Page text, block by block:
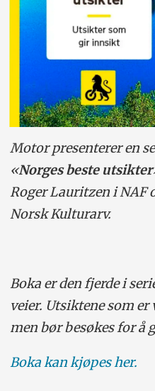
Motor presenterer en
«Norges beste utsikter
Roger Lauritzen i NAF
Norsk Kulturarv.
Boka er den fjerde i
veier. Utsiktene som
men bør besøkes for
Boka kan kjøpes her.